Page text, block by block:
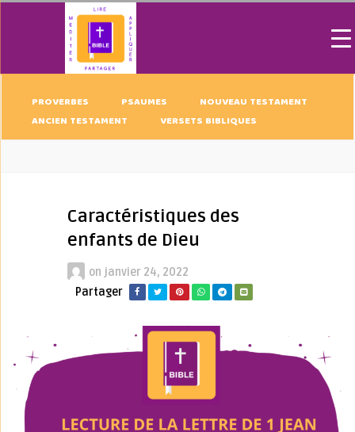
PROVERBES PSAUMES
NOUVEAU TESTAMENT
ANCIEN TESTAMENT
VERSETS BIBLIQUES
Caractéristiques des
enfants de Dieu
on janvier 24, 2022
Partager